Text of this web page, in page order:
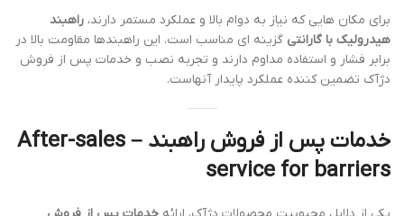
برای مکان هایی که نیاز به دوام بالا و عملکرد مستمر دارند، راهبند
هیدرولیک با گارانتی گزینه ای مناسب است. این راهبندها مقاومت بالا در
برابر فشار و استفاده مداوم دارند و تجربه نصب و خدمات پس از فروش
دژآک تضمین کننده عملکرد پایدار آنهاست.
خدمات پس از فروش راهبند – After-sales
service for barriers